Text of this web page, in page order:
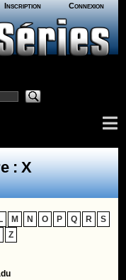
Inscription Connexion
: X
L M N O P Q R
S
Z